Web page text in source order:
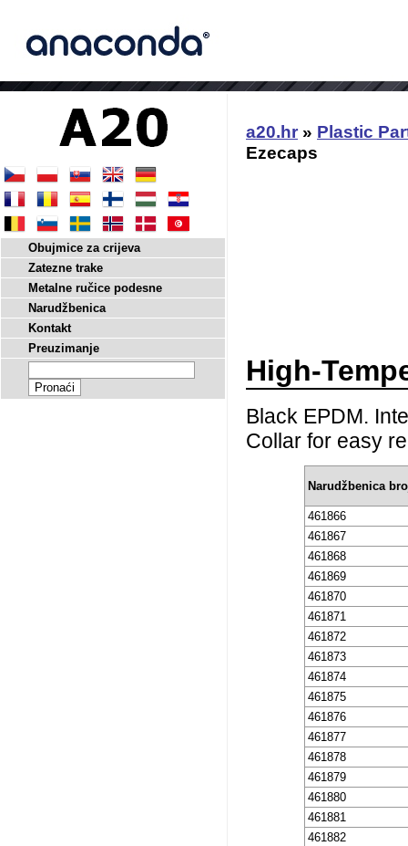
a20.hr » Plastic
Ezecaps
High-
Black EPDM.
Collar for easy
Narudžbenica
461866
461867
461868
461869
461870
461871
461872
461873
461874
461875
461876
461877
461878
461879
461880
461881
461882
Obujmice za crijeva
Zatezne trake
Metalne ručice podesne
Narudžbenica
Kontakt
Preuzimanje